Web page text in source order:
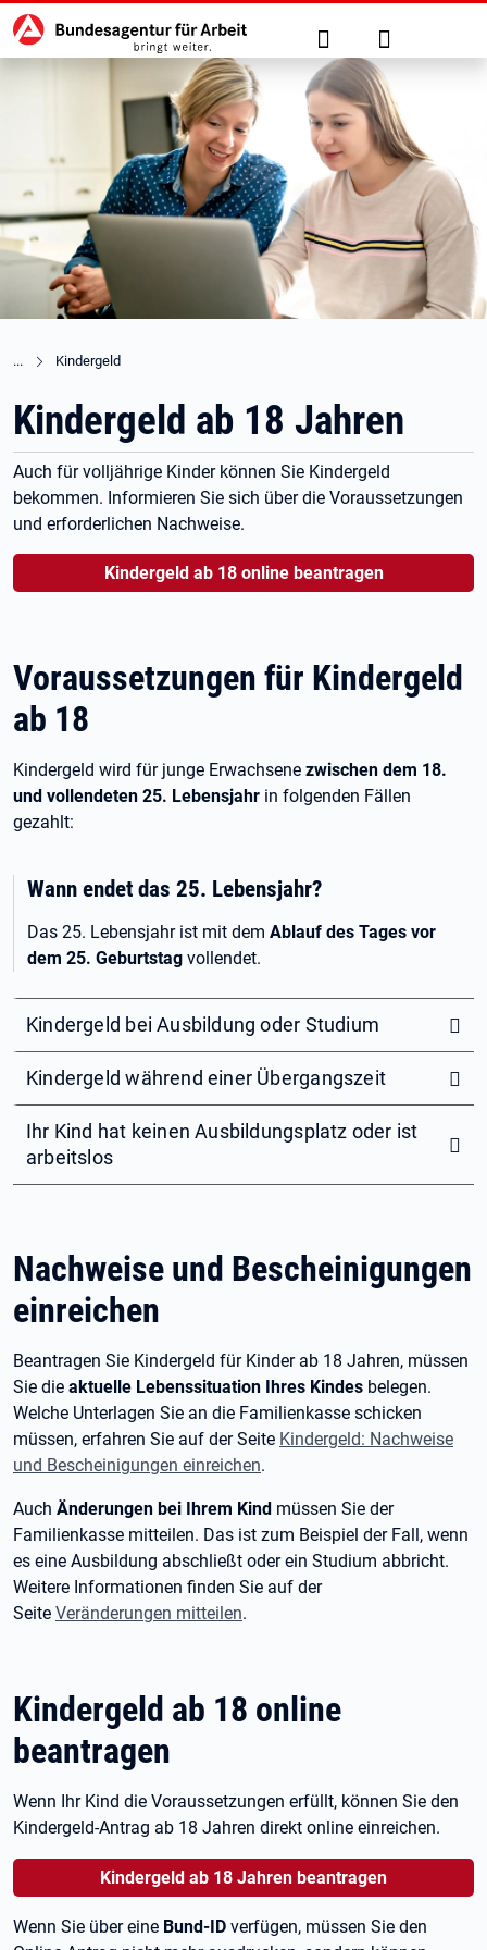
zu den Hauptinhalten springen
Hauptnavigation Suche Anmelden
Kindergeld
Kindergeld ab 18 Jahren
Auch für volljährige Kinder können Sie Kindergeld
bekommen. Informieren Sie sich über die Voraussetzungen
und erforderlichen Nachweise.
Kindergeld ab 18 online beantragen
Voraussetzungen für Kindergeld
ab 18
Kindergeld wird für junge Erwachsene zwischen dem 18.
und vollendeten 25. Lebensjahr in folgenden Fällen
gezahlt:
Wann endet das 25. Lebensjahr?
Das 25. Lebensjahr ist mit dem Ablauf des Tages vor
dem 25. Geburtstag vollendet.
Kindergeld bei Ausbildung oder Studium
Kindergeld während einer Übergangszeit
Ihr Kind hat keinen Ausbildungsplatz oder ist
arbeitslos
Nachweise und Bescheinigungen
einreichen
Beantragen Sie Kindergeld für Kinder ab 18 Jahren, müssen
Sie die aktuelle Lebenssituation Ihres Kindes belegen.
Welche Unterlagen Sie an die Familienkasse schicken
müssen, erfahren Sie auf der Seite Kindergeld: Nachweise
und Bescheinigungen einreichen.
Auch Änderungen bei Ihrem Kind müssen Sie der
Familienkasse mitteilen. Das ist zum Beispiel der Fall, wenn
es eine Ausbildung abschließt oder ein Studium abbricht.
Weitere Informationen finden Sie auf der
Seite Veränderungen mitteilen.
Kindergeld ab 18 online
beantragen
Wenn Ihr Kind die Voraussetzungen erfüllt, können Sie den
Kindergeld-Antrag ab 18 Jahren direkt online einreichen.
Kindergeld ab 18 Jahren beantragen
Wenn Sie über eine Bund-ID verfügen, müssen Sie den